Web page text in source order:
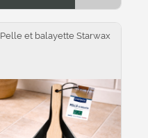
Pelle et balayette Starwax